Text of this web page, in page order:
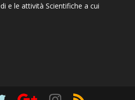
e le attività Scientifiche a cui